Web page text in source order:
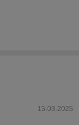
15.03.2025